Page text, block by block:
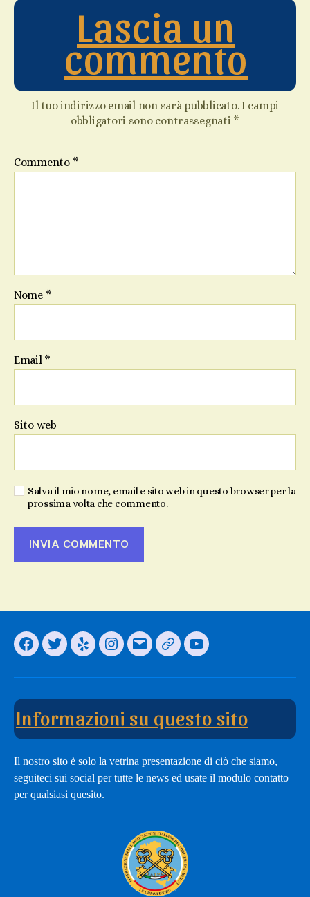
Lascia un
commento
Il tuo indirizzo email non sarà pubblicato.I campi
obbligatori sono contrassegnati *
Commento *
Nome *
Email *
Sito web
Salva il mio nome, email e sito web in questo browser per la
prossima volta che commento.
Facebook
TwitterYelp Instagram
EmailIl
adesione
You
Informazioni su questo sito
Il nostro sito è solo la vetrina presentazione di ciò che siamo,
seguiteci sui social per tutte le news ed usate il modulo contatto
per qualsiasi quesito.